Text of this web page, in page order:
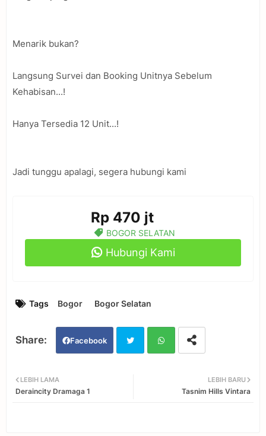
Menarik bukan?
Langsung Survei dan Booking Unitnya Sebelum
Kehabisan...!
Hanya Tersedia 12 Unit...!
Jadi tunggu apalagi, segera hubungi kami
Rp 470 jt
BOGOR SELATAN
Hubungi Kami
Tags Bogor Bogor Selatan
Facebook
LEBIH BARU
Tasnim Hills Vintara
LEBIH LAMA
Deraincity Dramaga 1